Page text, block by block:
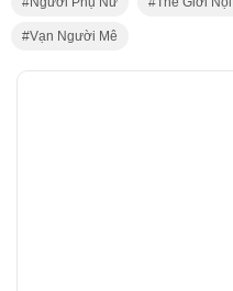
Vạn Người Mê